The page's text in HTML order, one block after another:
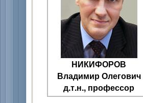
НИКИФОРОВ
Владимир Олегович
д.т.н., профессор